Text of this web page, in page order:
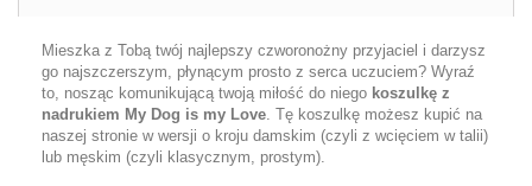
Mieszka z Tobą twój najlepszy czworonożny przyjaciel i darzysz
go najszczerszym, płynącym prosto z serca uczuciem? Wyraź
to, nosząc komunikującą twoją miłość do niego koszulkę z
nadrukiem My Dog is my Love . Tę koszulkę możesz kupić na
naszej stronie w wersji o kroju damskim (czyli z wcięciem w talii)
lub męskim (czyli klasycznym, prostym).